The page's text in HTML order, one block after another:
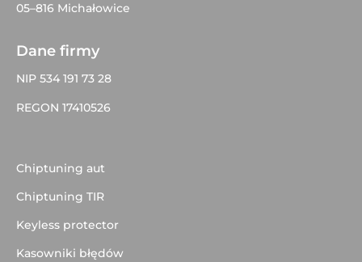
05–816 Michałowice
Dane firmy
NIP 534 191 73 28
REGON 17410526
Chiptuning aut
Chiptuning TIR
Keyless protector
Kasowniki błędów